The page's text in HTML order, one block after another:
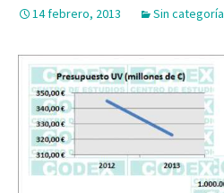
14 febrero, 2013 Sin categoría